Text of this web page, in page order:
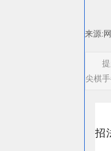
来源:
尖棋
招